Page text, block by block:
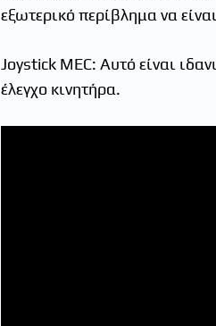
εξωτερικό περίβλημα να
Joystick MEC: Αυτό είναι
έλεγχο κινητήρα.